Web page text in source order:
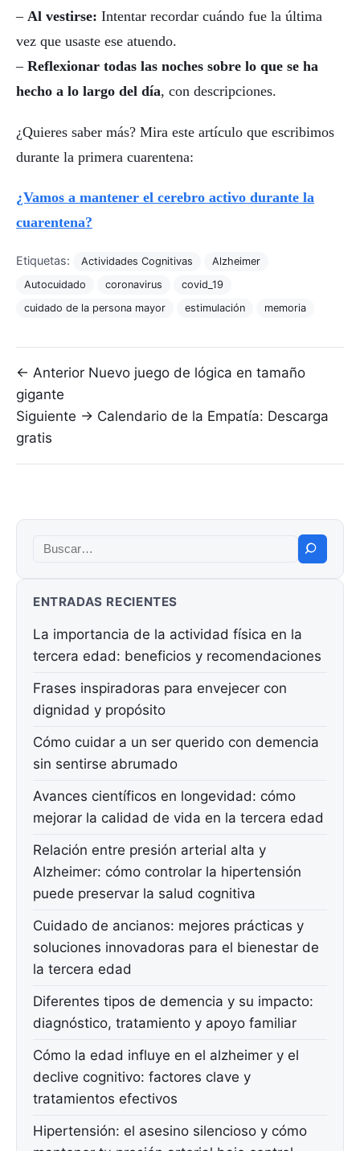
– Al vestirse: Intentar recordar cuándo fue la última
vez que usaste ese atuendo.
– Reflexionar todas las noches sobre lo que se ha
hecho a lo largo del día, con descripciones.
¿Quieres saber más? Mira este artículo que escribimos
durante la primera cuarentena:
¿Vamos a mantener el cerebro activo durante la
cuarentena?
Etiquetas: Actividades Cognitivas
Alzheimer
Autocuidado
coronavirus
covid_19
cuidado de la persona mayor
estimulación memoria
Navegación de entradas
← Anterior Nuevo juego de lógica en tamaño
gigante
Siguiente → Calendario de la Empatía: Descarga
gratis
Buscar:
ENTRADAS RECIENTES
La importancia de la actividad física en la
tercera edad: beneficios y recomendaciones
Frases inspiradoras para envejecer con
dignidad y propósito
Cómo cuidar a un ser querido con demencia
sin sentirse abrumado
Avances científicos en longevidad: cómo
mejorar la calidad de vida en la tercera edad
Relación entre presión arterial alta y
Alzheimer: cómo controlar la hipertensión
puede preservar la salud cognitiva
Cuidado de ancianos: mejores prácticas y
soluciones innovadoras para el bienestar de
la tercera edad
Diferentes tipos de demencia y su impacto:
diagnóstico, tratamiento y apoyo familiar
Cómo la edad influye en el alzheimer y el
declive cognitivo: factores clave y
tratamientos efectivos
Hipertensión: el asesino silencioso y cómo